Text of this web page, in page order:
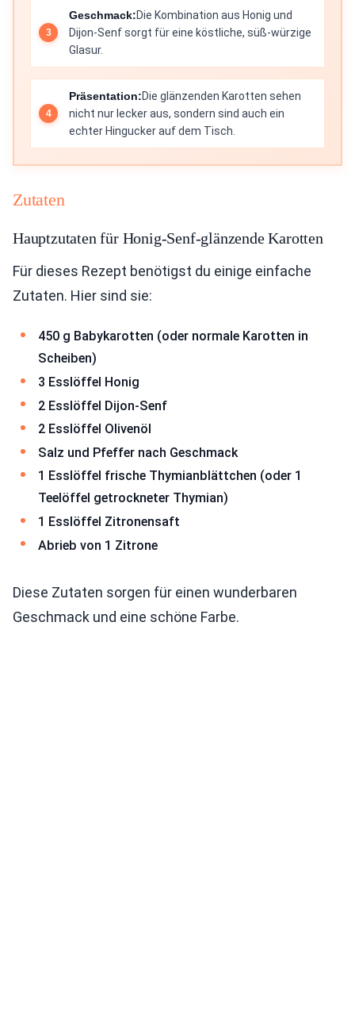
Geschmack:Die Kombination aus Honig und
Dijon-Senf sorgt für eine köstliche, süß-würzige
Glasur.
Präsentation:Die glänzenden Karotten sehen
nicht nur lecker aus, sondern sind auch ein
echter Hingucker auf dem Tisch.
Zutaten
Hauptzutaten für Honig-Senf-glänzende Karotten
Für dieses Rezept benötigst du einige einfache
Zutaten. Hier sind sie:
450 g Babykarotten (oder normale Karotten in
Scheiben)
3 Esslöffel Honig
2 Esslöffel Dijon-Senf
2 Esslöffel Olivenöl
Salz und Pfeffer nach Geschmack
1 Esslöffel frische Thymianblättchen (oder 1
Teelöffel getrockneter Thymian)
1 Esslöffel Zitronensaft
Abrieb von 1 Zitrone
Diese Zutaten sorgen für einen wunderbaren
Geschmack und eine schöne Farbe.